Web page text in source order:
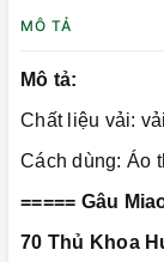
MÔ TẢ
Mô tả:
Chất liệu vải:
Cách dùng: Áo
===== Gâu
70 Thủ Khoa